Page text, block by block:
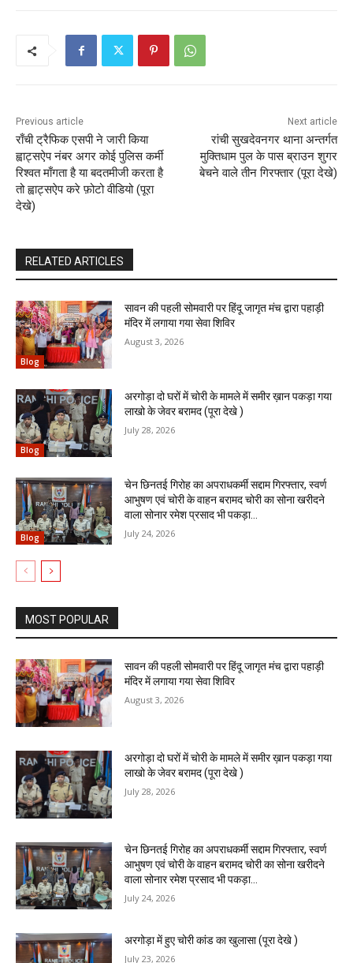
Previous article
राँची ट्रैफिक एसपी ने जारी किया
ह्वाट्सऐप नंबर अगर कोई पुलिस कर्मी
रिश्वत माँगता है या बदतमीजी करता है
तो ह्वाट्सऐप करे फ़ोटो वीडियो (पूरा
देखे)
Next article
रांची सुखदेवनगर थाना अन्तर्गत
मुक्तिधाम पुल के पास ब्राउन शुगर
बेचने वाले तीन गिरफ्तार (पूरा देखे)
RELATED ARTICLES
Blog
सावन की पहली सोमवारी पर हिंदू जागृत मंच द्वारा पहाड़ी
मंदिर में लगाया गया सेवा शिविर
August 3, 2026
Blog
अरगोड़ा दो घरों में चोरी के मामले में समीर ख़ान पकड़ा गया
लाखो के जेवर बरामद (पूरा देखे )
July 28, 2026
Blog
चेन छिनतई गिरोह का अपराधकर्मी सद्दाम गिरफ्तार, स्वर्ण
आभुषण एवं चोरी के वाहन बरामद चोरी का सोना खरीदने
वाला सोनार रमेश प्रसाद भी पकड़ा...
July 24, 2026
MOST POPULAR
सावन की पहली सोमवारी पर हिंदू जागृत मंच द्वारा पहाड़ी
मंदिर में लगाया गया सेवा शिविर
August 3, 2026
अरगोड़ा दो घरों में चोरी के मामले में समीर ख़ान पकड़ा गया
लाखो के जेवर बरामद (पूरा देखे )
July 28, 2026
चेन छिनतई गिरोह का अपराधकर्मी सद्दाम गिरफ्तार, स्वर्ण
आभुषण एवं चोरी के वाहन बरामद चोरी का सोना खरीदने
वाला सोनार रमेश प्रसाद भी पकड़ा...
July 24, 2026
अरगोड़ा में हुए चोरी कांड का खुलासा (पूरा देखे )
July 23, 2026